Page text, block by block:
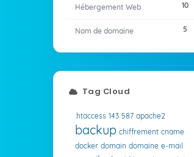
10
Hébergement Web
5
Nom de domaine
Tag Cloud
.htaccess 143 587 apache2
backup chiffrement cname
docker domain domaine e-mail